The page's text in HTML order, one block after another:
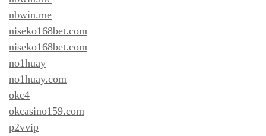
nbwin.me
niseko168bet.com
niseko168bet.com
no1huay
no1huay.com
okc4
okcasino159.com
p2vvip